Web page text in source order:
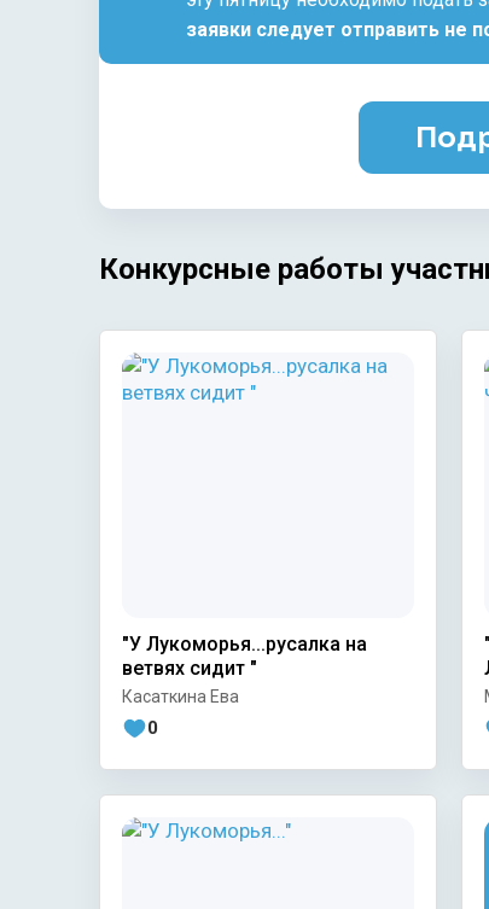
заявки следует отправить не
Конкурсные работы
"У Лукоморья...русалка на
ветвях сидит "
Касаткина Ева
0